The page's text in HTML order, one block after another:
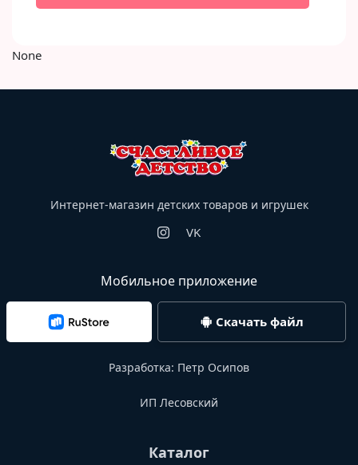
None
Интернет-магазин детских товаров и игрушек
VK
Мобильное приложение
Скачать файл
Разработка: Петр Осипов
ИП Лесовский
Каталог